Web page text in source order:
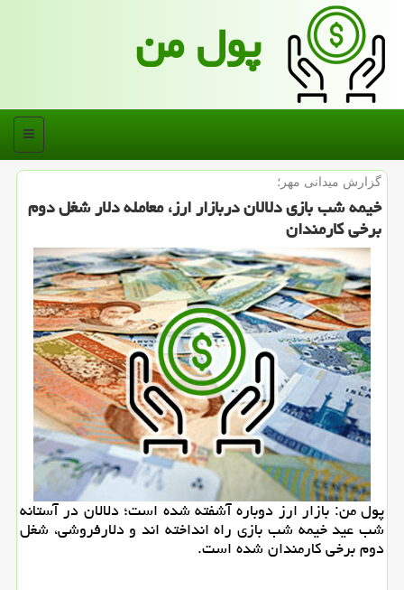
پول من
منو
گزارش میدانی مهر؛
خیمه شب بازی دلالان دربازار ارز، معامله دلار شغل دوم
برخی كارمندان
پول من: بازار ارز دوباره آشفته شده است؛ دلالان در آستانه
شب عید خیمه شب بازی راه انداخته اند و دلارفروشی، شغل
دوم برخی كارمندان شده است.